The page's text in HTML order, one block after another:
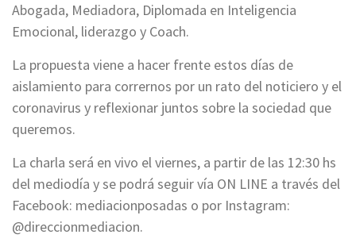
Abogada, Mediadora, Diplomada en Inteligencia
Emocional, liderazgo y Coach.
La propuesta viene a hacer frente estos días de
aislamiento para corrernos por un rato del noticiero y el
coronavirus y reflexionar juntos sobre la sociedad que
queremos.
La charla será en vivo el viernes, a partir de las 12:30 hs
del mediodía y se podrá seguir vía ON LINE a través del
Facebook: mediacionposadas o por Instagram:
@direccionmediacion.